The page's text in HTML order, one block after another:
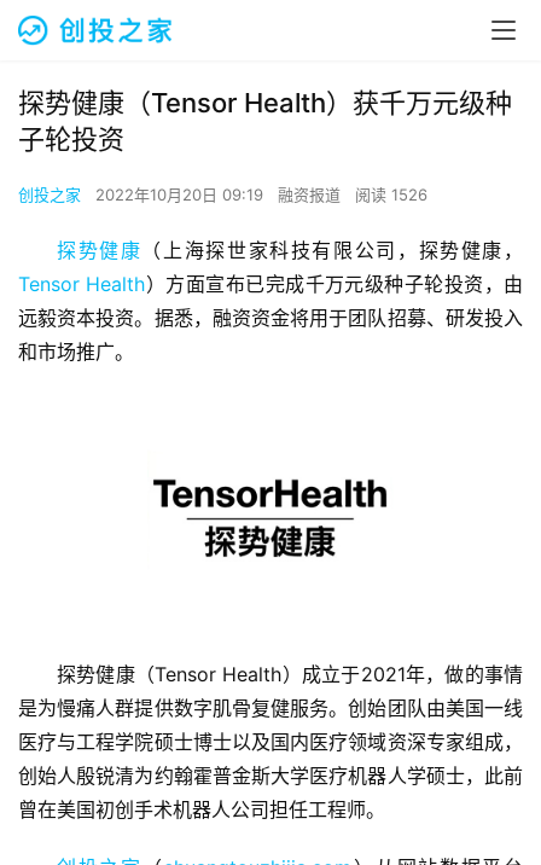
首
页
融
探势健康（Tensor Health）获千万元级种
子轮投资
创投之家 2022年10月20日 09:19 融资报道 阅读 1526
探势健康 （上海探世家科技有限公司，探势健康，
Tensor Health）方面宣布已完成千万元级种子轮投资，由
远毅资本投资。据悉，融资资金将用于团队招募、研发投入
和市场推广。
探势健康（Tensor Health）成立于2021年，做的事情
是为慢痛⼈群提供数字肌骨复健服务。创始团队由美国一线
医疗与工程学院硕士博士以及国内医疗领域资深专家组成，
创始人殷锐清为约翰霍普⾦斯⼤学医疗机器⼈学硕士，此前
曾在美国初创手术机器人公司担任工程师。